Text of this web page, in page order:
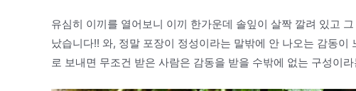
유심히 이끼를 열어보니 이끼 한가운데 솔잎이 살짝 깔려 있고
났습니다!! 와, 정말 포장이 정성이라는 말밖에 안 나오는 감동
로 보내면 무조건 받은 사람은 감동을 받을 수밖에 없는 구성이